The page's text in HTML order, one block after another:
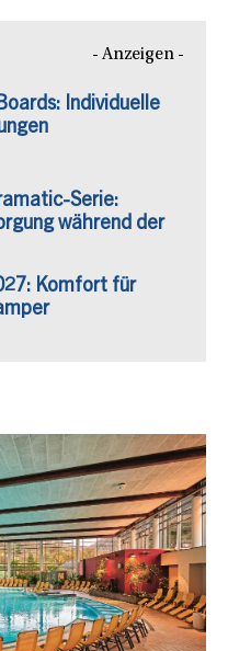
- Anzeigen -
Individuelle
Serie:
während der
Komfort für